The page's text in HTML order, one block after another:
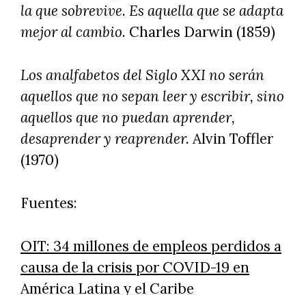
la que sobrevive. Es aquella que se adapta
mejor al cambio. Charles Darwin (1859)
Los analfabetos del Siglo XXI no serán
aquellos que no sepan leer y escribir, sino
aquellos que no puedan aprender,
desaprender y reaprender. Alvin Toffler
(1970)
Fuentes:
OIT: 34 millones de empleos perdidos a
causa de la crisis por COVID-19 en
América Latina y el Caribe